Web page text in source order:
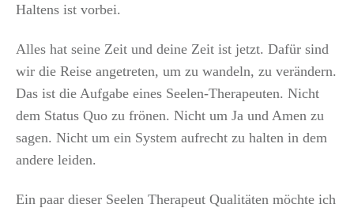
Haltens ist vorbei.
Alles hat seine Zeit und deine Zeit ist jetzt. Dafür sind
wir die Reise angetreten, um zu wandeln, zu verändern.
Das ist die Aufgabe eines Seelen-Therapeuten. Nicht
dem Status Quo zu frönen. Nicht um Ja und Amen zu
sagen. Nicht um ein System aufrecht zu halten in dem
andere leiden.
Ein paar dieser Seelen Therapeut Qualitäten möchte ich